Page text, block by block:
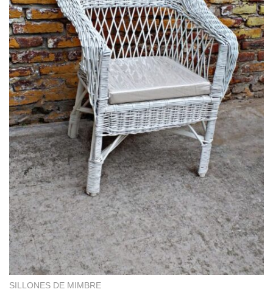
SILLONES DE MIMBRE